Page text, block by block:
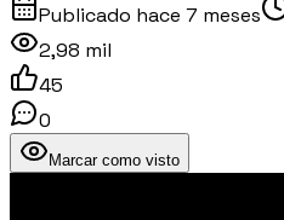
Publicado hace 7 meses
2,98 mil
45
0
Marcar como visto